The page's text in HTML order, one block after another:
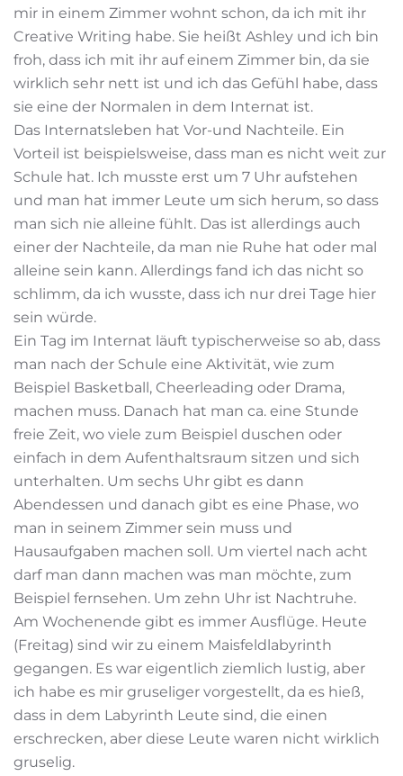
mir in einem Zimmer wohnt schon, da ich mit ihr
Creative Writing habe. Sie heißt Ashley und ich bin
froh, dass ich mit ihr auf einem Zimmer bin, da sie
wirklich sehr nett ist und ich das Gefühl habe, dass
sie eine der Normalen in dem Internat ist.
Das Internatsleben hat Vor-und Nachteile. Ein
Vorteil ist beispielsweise, dass man es nicht weit zur
Schule hat. Ich musste erst um 7 Uhr aufstehen
und man hat immer Leute um sich herum, so dass
man sich nie alleine fühlt. Das ist allerdings auch
einer der Nachteile, da man nie Ruhe hat oder mal
alleine sein kann. Allerdings fand ich das nicht so
schlimm, da ich wusste, dass ich nur drei Tage hier
sein würde.
Ein Tag im Internat läuft typischerweise so ab, dass
man nach der Schule eine Aktivität, wie zum
Beispiel Basketball, Cheerleading oder Drama,
machen muss. Danach hat man ca. eine Stunde
freie Zeit, wo viele zum Beispiel duschen oder
einfach in dem Aufenthaltsraum sitzen und sich
unterhalten. Um sechs Uhr gibt es dann
Abendessen und danach gibt es eine Phase, wo
man in seinem Zimmer sein muss und
Hausaufgaben machen soll. Um viertel nach acht
darf man dann machen was man möchte, zum
Beispiel fernsehen. Um zehn Uhr ist Nachtruhe.
Am Wochenende gibt es immer Ausflüge. Heute
(Freitag) sind wir zu einem Maisfeldlabyrinth
gegangen. Es war eigentlich ziemlich lustig, aber
ich habe es mir gruseliger vorgestellt, da es hieß,
dass in dem Labyrinth Leute sind, die einen
erschrecken, aber diese Leute waren nicht wirklich
gruselig.